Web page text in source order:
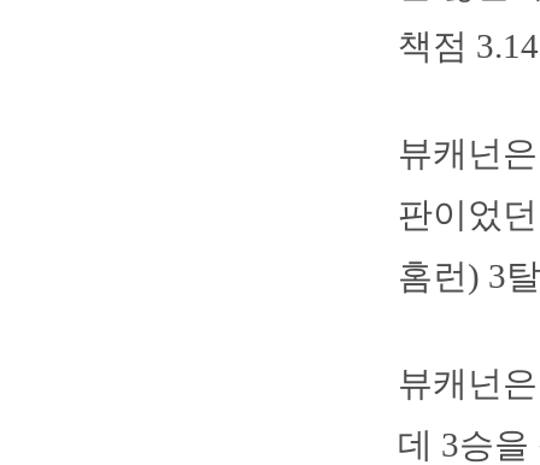
책점
뷰캐넌
판이었
홈런) 3
뷰캐넌
데 3승을